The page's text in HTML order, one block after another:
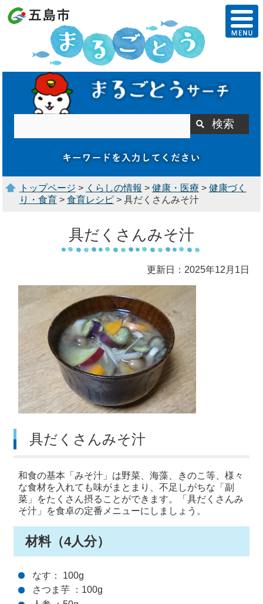
トップページ > くらしの情報 > 健康・医療 > 健康づく
り・食育> 食育レシピ> 具だくさんみそ汁
具だくさんみそ汁
更新日：2025年12月1日
具だくさんみそ汁
和食の基本「みそ汁」は野菜、海藻、きのこ等、様々
な食材を入れても味がまとまり、不足しがちな「副
菜」をたくさん摂ることができます。「具だくさんみ
そ汁」を食卓の定番メニューにしましょう。
材料（4人分）
なす： 100g
さつま芋 ：100g